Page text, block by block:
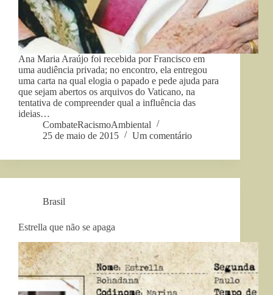
Ana Maria Araújo foi recebida por Francisco em
uma audiência privada; no encontro, ela entregou
uma carta na qual elogia o papado e pede ajuda para
que sejam abertos os arquivos do Vaticano, na
tentativa de compreender qual a influência das
ideias…
CombateRacismoAmbiental
25 de maio de 2015
Um comentário
Brasil
Estrella que não se apaga